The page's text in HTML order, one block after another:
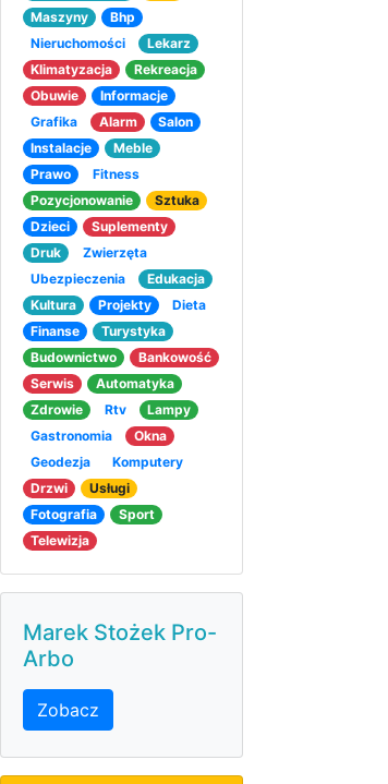
Maszyny
Bhp
Nieruchomości
Lekarz
Klimatyzacja
Rekreacja
Obuwie
Informacje
Grafika
Alarm
Salon
Instalacje
Meble
Prawo
Fitness
Pozycjonowanie
Sztuka
Dzieci
Suplementy
Druk
Zwierzęta
Ubezpieczenia
Edukacja
Kultura
Projekty
Dieta
Finanse
Turystyka
Budownictwo
Bankowość
Serwis
Automatyka
Zdrowie
Rtv
Lampy
Gastronomia
Okna
Geodezja
Komputery
Drzwi
Usługi
Fotografia
Sport
Telewizja
Marek Stożek Pro-
Arbo
Zobacz